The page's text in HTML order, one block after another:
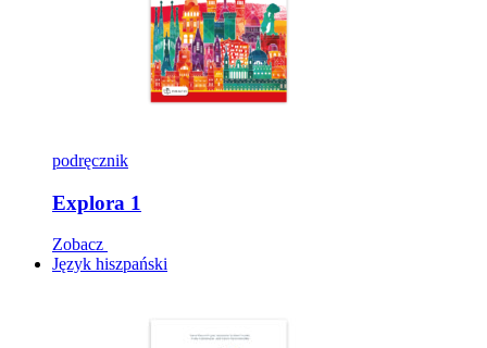
podręcznik
Explora 1
Zobacz
Język hiszpański